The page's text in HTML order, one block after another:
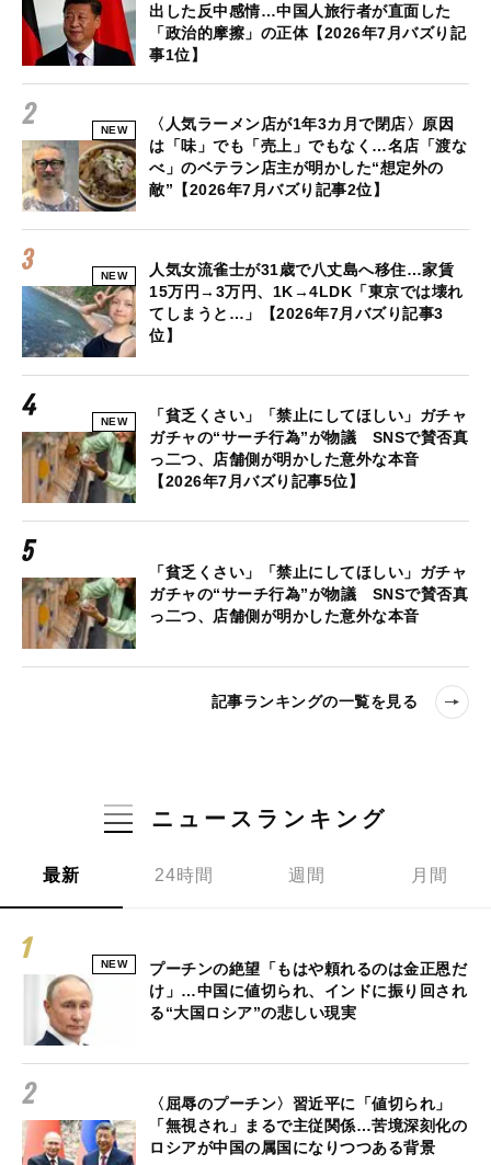
出した反中感情…中国人旅行者が直面した
「政治的摩擦」の正体【2026年7月バズり記
事1位】
NEW
〈人気ラーメン店が1年3カ月で閉店〉原因
は「味」でも「売上」でもなく…名店「渡な
べ」のベテラン店主が明かした“想定外の
敵”【2026年7月バズり記事2位】
NEW
人気女流雀士が31歳で八丈島へ移住…家賃
15万円→3万円、1K→4LDK「東京では壊れ
てしまうと…」【2026年7月バズり記事3
位】
NEW
「貧乏くさい」「禁止にしてほしい」ガチャ
ガチャの“サーチ行為”が物議 SNSで賛否真
っ二つ、店舗側が明かした意外な本音
【2026年7月バズり記事5位】
「貧乏くさい」「禁止にしてほしい」ガチャ
ガチャの“サーチ行為”が物議 SNSで賛否真
っ二つ、店舗側が明かした意外な本音
記事ランキングの一覧を見る
ニュースランキング
最新 24時間 週間 月間
NEW
プーチンの絶望「もはや頼れるのは金正恩だ
け」…中国に値切られ、インドに振り回され
る“大国ロシア”の悲しい現実
〈屈辱のプーチン〉習近平に「値切られ」
「無視され」まるで主従関係…苦境深刻化の
ロシアが中国の属国になりつつある背景